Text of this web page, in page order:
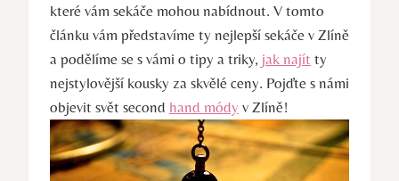
které vám sekáče mohou nabídnout. V tomto
článku vám představíme ty nejlepší sekáče v Zlíně
a podělíme se s vámi o tipy a triky, jak najít ty
nejstylovější kousky za skvělé ceny. Pojďte s námi
objevit svět second hand módy v Zlíně!